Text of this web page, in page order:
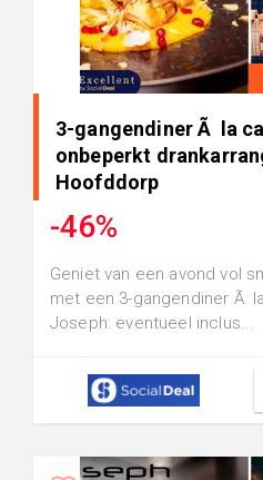
3-gangendiner Ã la
onbeperkt
Hoofddorp
-46%
Geniet van een avond vol
met een 3-gangendiner Ã
Joseph: eventueel inclus...